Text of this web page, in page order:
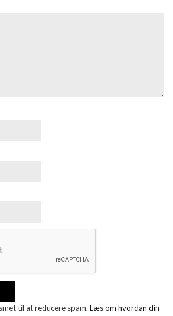
til at reducere spam. Læs om hvordan din